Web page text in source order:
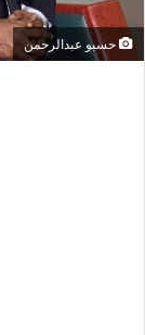
حسبو عبدالرحمن